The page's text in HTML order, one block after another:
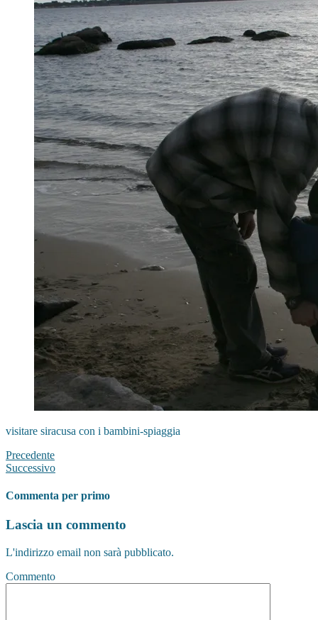
visitare siracusa con i bambini-spiaggia
Precedente
Successivo
Commenta per primo
Lascia un commento
L'indirizzo email non sarà pubblicato.
Commento